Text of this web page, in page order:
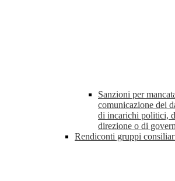
Sanzioni per
comunicazione dei
di incarichi politici,
direzione o di
Rendiconti gruppi